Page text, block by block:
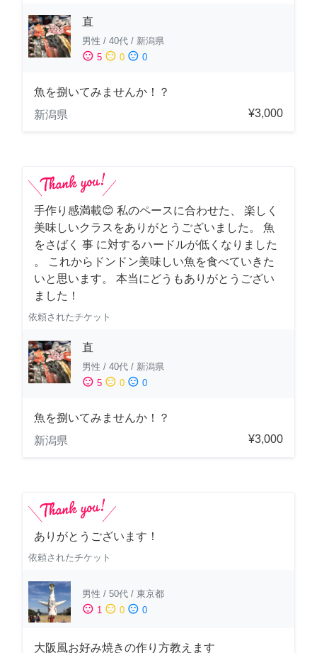
直
男性 / 40代 / 新潟県
sentiment_satisfied 5 sentiment_neutral 0 sentiment_dissatisfied 0
魚を捌いてみませんか！？
新潟県
¥3,000
手作り感満載😊 私のペースに合わせた、 楽しく
美味しいクラスをありがとうございました。 魚
をさばく 事 に対するハードルが低くなりました
。 これからドンドン美味しい魚を食べていきた
いと思います。 本当にどうもありがとうござい
ました！
依頼されたチケット
直
男性 / 40代 / 新潟県
sentiment_satisfied 5 sentiment_neutral 0 sentiment_dissatisfied 0
魚を捌いてみませんか！？
新潟県
¥3,000
ありがとうございます！
依頼されたチケット
男性 / 50代 / 東京都
sentiment_satisfied 1 sentiment_neutral 0 sentiment_dissatisfied 0
大阪風お好み焼きの作り方教えます